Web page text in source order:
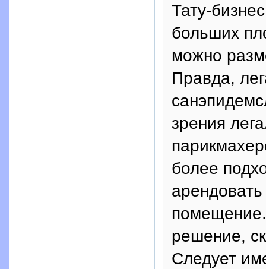
Тату-
больших
можно
Правда,
зрения
более
решение,
Следует